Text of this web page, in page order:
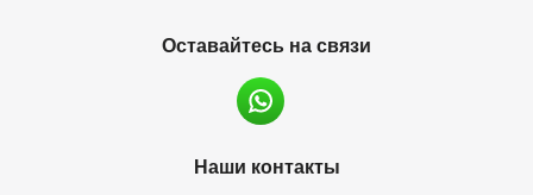
Оставайтесь на связи
Наши контакты